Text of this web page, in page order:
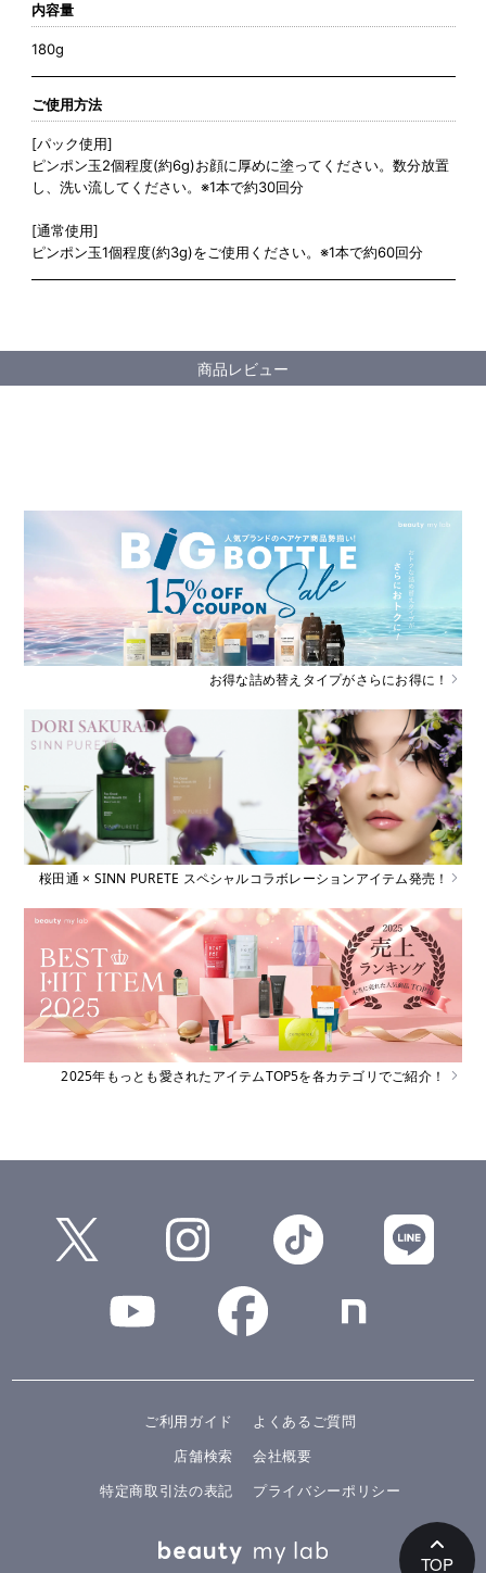
内容量
180g
ご使用方法
[パック使用]
ピンポン玉2個程度(約6g)お顔に厚めに塗ってください。数分放置
し、洗い流してください。※1本で約30回分
[通常使用]
ピンポン玉1個程度(約3g)をご使用ください。※1本で約60回分
商品レビュー
お得な詰め替えタイプがさらにお得に！
桜田通 × SINN PURETE スペシャルコラボレーションアイテム発売！
2025年もっとも愛されたアイテムTOP5を各カテゴリでご紹介！
TOP
ご利用ガイド
よくあるご質問
店舗検索
会社概要
特定商取引法の表記
プライバシーポリシー